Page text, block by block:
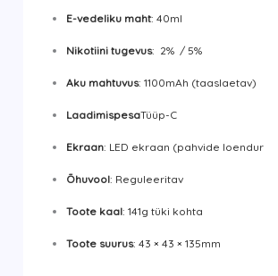
E-vedeliku maht: 40ml
Nikotiini tugevus: 2% / 5%
Aku mahtuvus: 1100mAh (taaslaetav)
LaadimispesaTüüp-C
Ekraan: LED ekraan (pahvide loendur
Õhuvool: Reguleeritav
Toote kaal: 141g tüki kohta
Toote suurus: 43 × 43 × 135mm